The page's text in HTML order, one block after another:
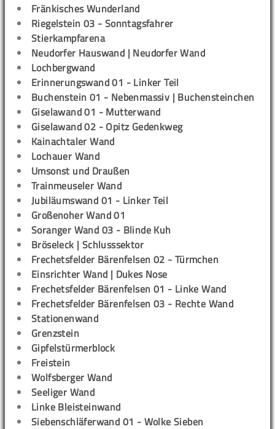
Fränkisches Wunderland
Riegelstein 03 - Sonntagsfahrer
Stierkampfarena
Neudorfer Hauswand | Neudorfer Wand
Lochbergwand
Erinnerungswand 01 - Linker Teil
Buchenstein 01 - Nebenmassiv | Buchensteinchen
Giselawand 01 - Mutterwand
Giselawand 02 - Opitz Gedenkweg
Kainachtaler Wand
Lochauer Wand
Umsonst und Draußen
Trainmeuseler Wand
Jubiläumswand 01 - Linker Teil
Großenoher Wand 01
Soranger Wand 03 - Blinde Kuh
Bröseleck | Schlusssektor
Frechetsfelder Bärenfelsen 02 - Türmchen
Einsrichter Wand | Dukes Nose
Frechetsfelder Bärenfelsen 01 - Linke Wand
Frechetsfelder Bärenfelsen 03 - Rechte Wand
Stationenwand
Grenzstein
Gipfelstürmerblock
Freistein
Wolfsberger Wand
Seeliger Wand
Linke Bleisteinwand
Siebenschläferwand 01 - Wolke Sieben